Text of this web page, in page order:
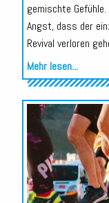
gemischte
Angst, dass der
Revival verloren
Mehr lesen...